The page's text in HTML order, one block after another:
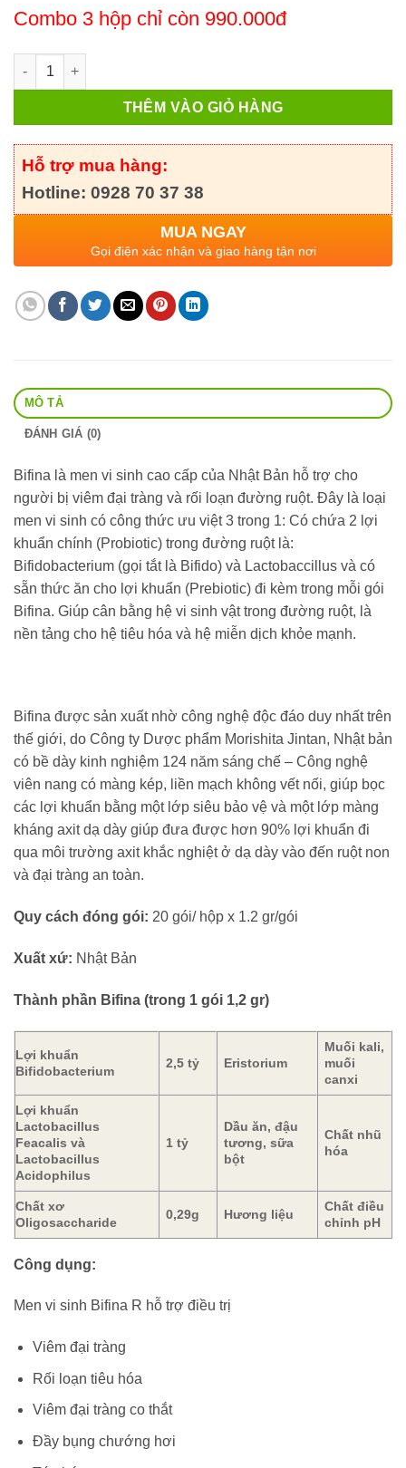
Combo 3 hộp chỉ còn 990.000đ
Bifina R loại 20 gói (Nội Địa) số lượng
THÊM VÀO GIỎ HÀNG
Hỗ trợ mua hàng:
Hotline: 0928 70 37 38
MUA NGAY
Gọi điện xác nhận và giao hàng tận nơi
MÔ TẢ
ĐÁNH GIÁ (0)
Bifina là men vi sinh cao cấp của Nhật Bản hỗ trợ cho
người bị viêm đại tràng và rối loạn đường ruột. Đây là loại
men vi sinh có công thức ưu việt 3 trong 1: Có chứa 2 lợi
khuẩn chính (Probiotic) trong đường ruột là:
Bifidobacterium (gọi tắt là Bifido) và Lactobaccillus và có
sẵn thức ăn cho lợi khuẩn (Prebiotic) đi kèm trong mỗi gói
Bifina. Giúp cân bằng hệ vi sinh vật trong đường ruột, là
nền tảng cho hệ tiêu hóa và hệ miễn dịch khỏe mạnh.
Bifina được sản xuất nhờ công nghệ độc đáo duy nhất trên
thế giới, do Công ty Dược phẩm Morishita Jintan, Nhật bản
có bề dày kinh nghiệm 124 năm sáng chế – Công nghệ
viên nang có màng kép, liền mạch không vết nối, giúp bọc
các lợi khuẩn bằng một lớp siêu bảo vệ và một lớp màng
kháng axit dạ dày giúp đưa được hơn 90% lợi khuẩn đi
qua môi trường axit khắc nghiệt ở dạ dày vào đến ruột non
và đại tràng an toàn.
Quy cách đóng gói: 20 gói/ hộp x 1.2 gr/gói
Xuất xứ: Nhật Bản
Thành phần Bifina (trong 1 gói 1,2 gr)
Lợi khuẩn
Bifidobacterium
2,5 tỷ Eristorium
Muối kali,
muối
canxi
Lợi khuẩn
Lactobacillus
Feacalis và
Lactobacillus
Acidophilus
1 tỷ
Dầu ăn, đậu
tương, sữa
bột
Chất nhũ
hóa
Chất xơ
Oligosaccharide
0,29g Hương liệu
Chất điều
chỉnh pH
Công dụng:
Men vi sinh Bifina R hỗ trợ điều trị
Viêm đại tràng
Rối loạn tiêu hóa
Viêm đại tràng co thắt
Đầy bụng chướng hơi